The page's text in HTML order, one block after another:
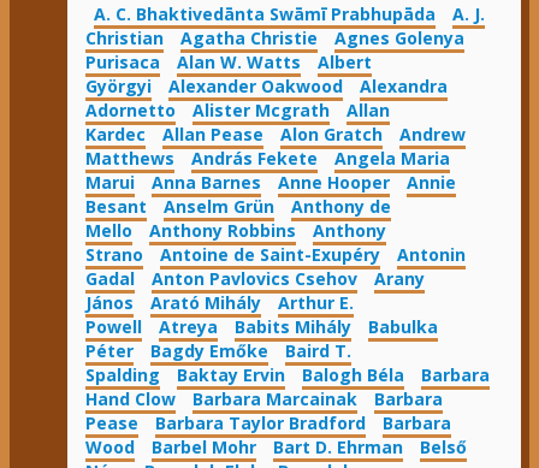
A. C. Bhaktivedānta Swāmī Prabhupāda
A. J.
Christian
Agatha Christie
Agnes Golenya
Purisaca
Alan W. Watts
Albert
Györgyi
Alexander Oakwood
Alexandra
Adornetto
Alister Mcgrath
Allan
Kardec
Allan Pease Alon Gratch
Andrew
Matthews
András Fekete
Angela Maria
Marui
Anna Barnes Anne Hooper
Annie
Besant
Anselm Grün
Anthony de
Mello
Anthony Robbins
Anthony
Strano
Antoine de Saint-Exupéry
Antonin
Gadal
Anton Pavlovics Csehov
Arany
János
Arató Mihály
Arthur E.
Powell
Atreya Babits Mihály
Babulka
Péter
Bagdy Emőke
Baird T.
Spalding
Baktay Ervin Balogh Béla
Barbara
Hand Clow
Barbara Marcainak
Barbara
Pease
Barbara Taylor Bradford
Barbara
Wood
Barbel Mohr Bart D. Ehrman
Belső